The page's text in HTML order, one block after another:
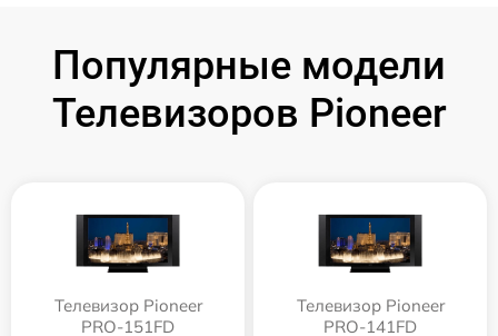
Популярные модели
Телевизоров Pioneer
Телевизор Pioneer
PRO-151FD
Телевизор Pioneer
PRO-141FD